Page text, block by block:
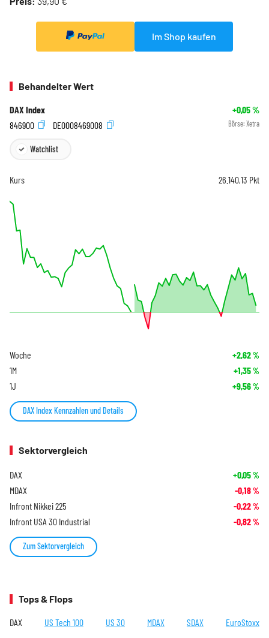
Im Shop kaufen
Behandelter Wert
DAX Index +0,05%
846900
DE0008469008 Börse: Xetra
Watchlist
Kurs 26.140,13 Pkt
Woche +2,62%
1M +1,35%
1J +9,56%
DAX Index Kennzahlen und Details
Sektorvergleich
DAX +0,05%
MDAX -0,18%
Infront Nikkei 225 -0,22%
Infront USA 30 Industrial -0,82%
Zum Sektorvergleich
Tops & Flops
DAX US Tech 100 US 30 MDAX SDAX EuroStoxx